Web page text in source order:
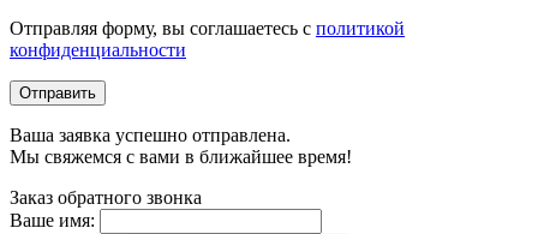
Отправляя форму, вы соглашаетесь с политикой
конфиденциальности
Отправить
Ваша заявка успешно отправлена.
Мы свяжемся с вами в ближайшее время!
Заказ обратного звонка
Ваше имя: